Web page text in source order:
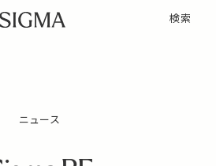
検索
ニュース